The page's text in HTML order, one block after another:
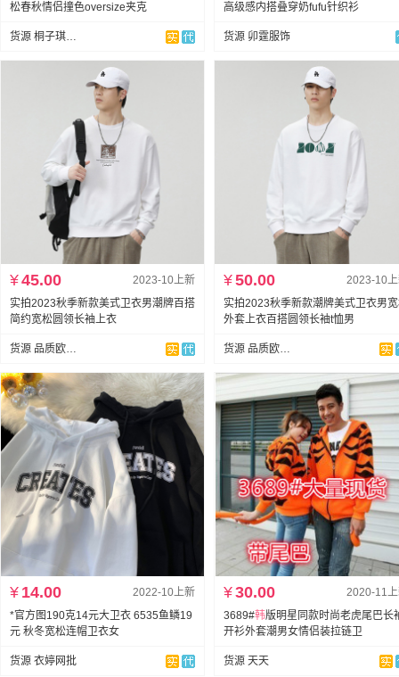
松春秋情侣撞色oversize夹克
货源 桐子琪服饰
高级感内搭叠穿奶fufu针织衫
货源 卯霆服饰
2023-10上新
¥45.00
实拍2023秋季新款美式卫衣男潮牌百搭
简约宽松圆领长袖上衣
货源 品质欧韩外贸
2023-10
¥50.00
实拍2023秋季新款潮牌美式卫衣男
外套上衣百搭圆领长袖t恤男
货源 品质欧韩外贸
2022-10上新
¥ 14.00
*官方图190克14元大卫衣 6535鱼鳞19
元 秋冬宽松连帽卫衣女
货源 衣婷网批
2020-11
¥30.00
3689#韩版明星同款时尚老虎尾巴长
开衫外套潮男女情侣装拉链卫
货源 天天